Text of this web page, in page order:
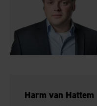
Harm van Hattem